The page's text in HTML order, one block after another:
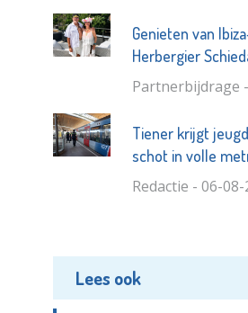
Genieten van
Herbergier
Partnerbijdrage
Tiener krijgt
schot in volle
Redactie - 06-08-
Lees ook